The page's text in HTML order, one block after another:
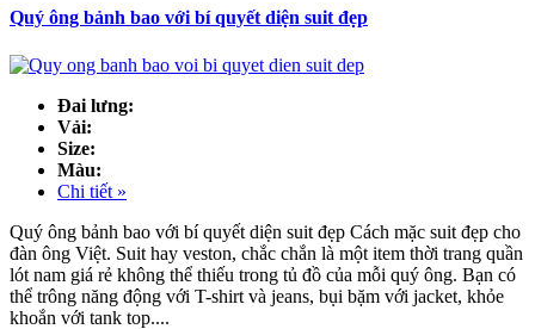
Quý ông bảnh bao với bí quyết diện suit đẹp
Đai lưng:
Vải:
Size:
Màu:
Chi tiết »
Quý ông bảnh bao với bí quyết diện suit đẹp Cách mặc suit đẹp cho
đàn ông Việt. Suit hay veston, chắc chắn là một item thời trang quần
lót nam giá rẻ không thể thiếu trong tủ đồ của mỗi quý ông. Bạn có
thể trông năng động với T-shirt và jeans, bụi bặm với jacket, khỏe
khoắn với tank top....